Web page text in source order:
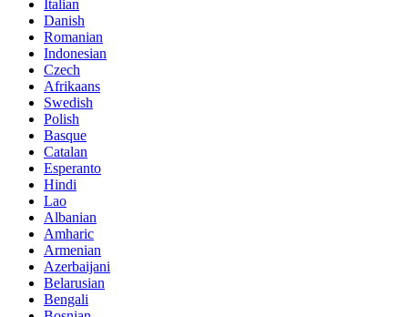
Italian
Danish
Romanian
Indonesian
Czech
Afrikaans
Swedish
Polish
Basque
Catalan
Esperanto
Hindi
Lao
Albanian
Amharic
Armenian
Azerbaijani
Belarusian
Bengali